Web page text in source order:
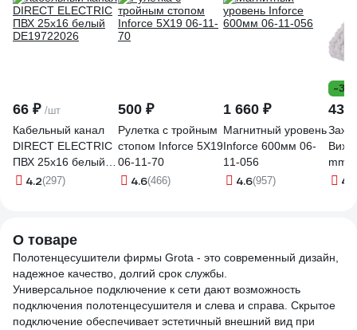
66 ₽ /шт
Кабельный канал
DIRECT ELECTRIC
ПВХ 25x16 белый
DE19722026
4.2(297)
500 ₽
Рулетка с тройным
стопом Inforce 5Х19
06-11-70
4.6(466)
1 660 ₽
Магнитный уровень
Inforce 600мм 06-
11-056
4.6(957)
-31%
43
73/4.7
О товаре
Полотенцесушители фирмы Grota - это современный дизайн,
надежное качество, долгий срок службы.
Универсальное подключение к сети дают возможность
подключения полотенцесушителя и слева и справа. Скрытое
подключение обеспечивает эстетичный внешний вид при